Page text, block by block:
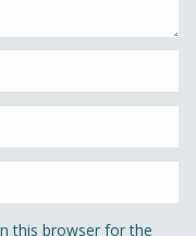
this browser for the